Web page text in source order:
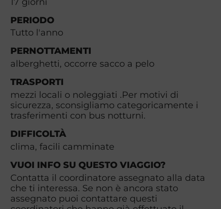
PERIODO
Tutto l'anno
PERNOTTAMENTI
alberghetti, occorre sacco a pelo
TRASPORTI
mezzi locali o noleggiati .Per motivi di
sicurezza, sconsigliamo categoricamente i
trasferimenti con bus notturni.
DIFFICOLTÀ
clima, facili camminate
VUOI INFO SU QUESTO VIAGGIO?
Contatta il coordinatore assegnato alla data
che ti interessa. Se non è ancora stato
assegnato puoi contattare questi